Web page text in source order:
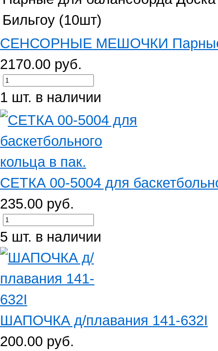
СЕНСОРНЫЕ МЕШОЧКИ Парные
2170.00 руб.
1 шт. в наличии
СЕТКА 00-5004 для
235.00 руб.
5 шт. в наличии
ШАПОЧКА д/плавания 141-632I
200.00 руб.